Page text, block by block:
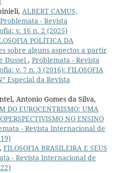
ALBERT CAMUS,
Problemata - Revista
v. 16 n. 2 (2025)
POLÍTICA DA
sobre alguns aspectos a partir
Dussel , Problemata - Revista
v. 7 n. 3 (2016): FILOSOFIA
Especial da Revista
Antonio Gomes da Silva,
DO EUROCENTRISMO: UMA
NO ENSINO
- Revista Internacional de
FILOSOFIA BRASILEIRA E SEUS
- Revista Internacional de